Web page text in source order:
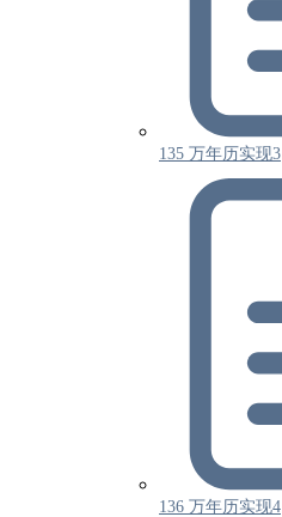
135 万年历实现3
136 万年历实现4